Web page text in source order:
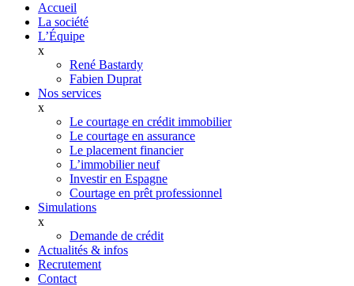
Accueil
La société
L’Équipe
x
René Bastardy
Fabien Duprat
Nos services
x
Le courtage en crédit immobilier
Le courtage en assurance
Le placement financier
L’immobilier neuf
Investir en Espagne
Courtage en prêt professionnel
Simulations
x
Demande de crédit
Actualités & infos
Recrutement
Contact